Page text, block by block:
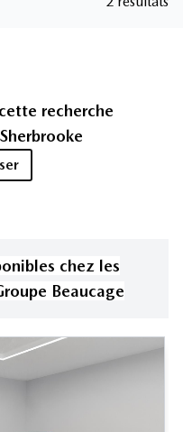
recherche
s chez les
Beaucage